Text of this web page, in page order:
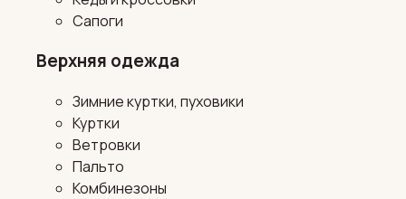
Сапоги
Верхняя одежда
Зимние куртки, пуховики
Куртки
Ветровки
Пальто
Комбинезоны